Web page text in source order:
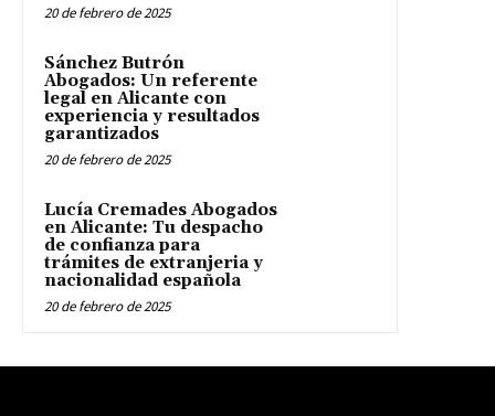
20 de febrero de 2025
Sánchez Butrón
Abogados: Un referente
legal en Alicante con
experiencia y resultados
garantizados
20 de febrero de 2025
Lucía Cremades Abogados
en Alicante: Tu despacho
de confianza para
trámites de extranjeria y
nacionalidad española
20 de febrero de 2025